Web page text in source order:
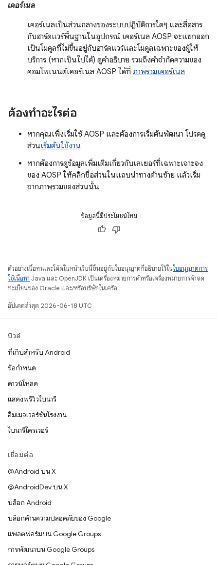
เคอร์เนล
เคอร์เนลเป็นส่วนกลางของระบบปฏิบัติการใดๆ และสื่อสาร
กับฮาร์ดแวร์พื้นฐานในอุปกรณ์ เคอร์เนล AOSP จะแยกออก
เป็นโมดูลที่ไม่ขึ้นอยู่กับฮาร์ดแวร์และโมดูลเฉพาะของผู้ให้
บริการ (หากเป็นไปได้) ดูคำอธิบาย รวมถึงคำจำกัดความของ
คอมโพเนนต์เคอร์เนล AOSP ได้ที่ ภาพรวมเคอร์เนล
ต้องทำอะไรต่อ
หากคุณเพิ่งเริ่มใช้ AOSP และต้องการเริ่มต้นพัฒนา โปรดดู
ส่วนเริ่มต้นใช้งาน
หากต้องการดูข้อมูลเพิ่มเติมเกี่ยวกับเลเยอร์ที่เฉพาะเจาะจง
ของ AOSP ให้คลิกชื่อส่วนในแถบนำทางด้านซ้าย แล้วเริ่ม
จากภาพรวมของส่วนนั้น
ข้อมูลนี้มีประโยชน์ไหม
ตัวอย่างเนื้อหาและโค้ดในหน้าเว็บนี้ขึ้นอยู่กับใบอนุญาตที่อธิบายไว้ในใบอนุญาตการ
ใช้เนื้อหา Java และ OpenJDK เป็นเครื่องหมายการค้าหรือเครื่องหมายการค้าจด
ทะเบียนของ Oracle และ/หรือบริษัทในเครือ
อัปเดตล่าสุด 2026-06-18 UTC
บิวด์
ที่เก็บสำหรับ Android
ข้อกำหนด
ดาวน์โหลด
แสดงพรีวิวไบนารี
อิมเมจเวอร์ชันโรงงาน
ไบนารีไดรเวอร์
เชื่อมต่อ
@Android บน X
@AndroidDev บน X
บล็อก Android
บล็อกด้านความปลอดภัยของ Google
แพลตฟอร์มบน Google Groups
การพัฒนาบน Google Groups